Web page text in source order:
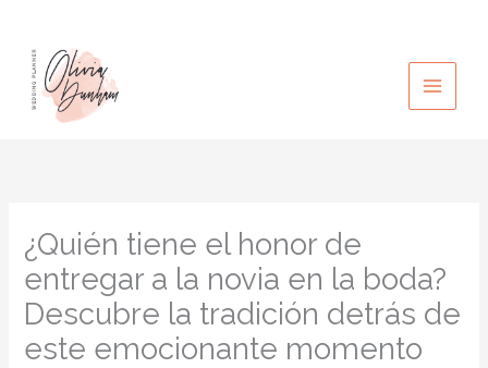
contenido
¿Quién tiene el honor de
entregar a la novia en la boda?
Descubre la tradición detrás de
este emocionante momento